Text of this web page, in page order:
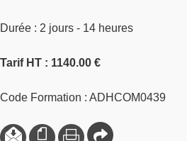
Durée : 2 jours - 14 heures
Tarif HT : 1140.00 €
Code Formation : ADHCOM0439